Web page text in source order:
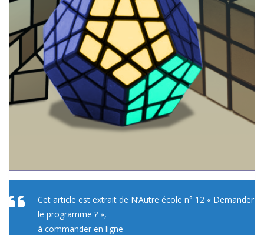
Cet article est extrait de N’Autre école n° 12 « Demander
le programme ? »,
à commander en ligne